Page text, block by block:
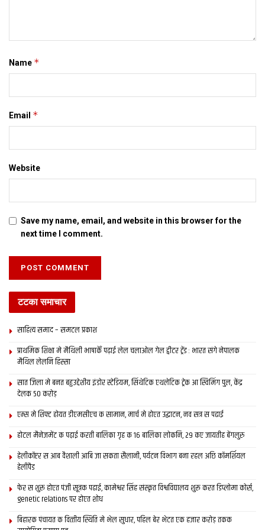
50th edition
48th edition
47th edition
45th edition
44th edition
41st edition
40th edition
39th edition
37th edition
35th edition
33ed edition
32nd edition
Name *
Email *
Website
Save my name, email, and website in this browser for the
next time I comment.
टटका समाचार
साहित्य समाद – समटल प्रकाश
प्राथमिक शि‍क्षा मे मैथि‍ली भाषाकेँ पढ़ाई लेल चलाओल गेल ट्वीटर ट्रेंड : भारत संगे नेपालक
मैथिल लेलनि हिस्सा
सात जिला मे बनत बहुउद्देशीय इंडोर स्‍टेडि‍यम, सिंथेटिक एथलेटिक ट्रेक आ स्विमिंग पुल, केंद्र
देलक 50 करोड़
एम्स मे शिफ्ट होयत डीएमसीएच क सामान, मार्च मे होएत उद्घाटन, नव सत्र स पढाई
होटल मैनेजमेंट क पढ़ाई करती बालिका गृह क 16 बालिका लोकनि, 29 कए जायतीह बेंगलुरु
हेलीकॉप्टर स आब वैशाली आबि जा सकता सैलानी, पर्यटन विभाग बना रहल अछि कॉमर्शियल
हेलीपैड
फेर स शुरू होएत पंजी सूत्रक पढाई, कामेश्वर सिंह संस्कृत विश्वविद्यालय शुरू करत डिप्लोमा कोर्स,
genetic relations पर होएत शोध
बिहारक पंचायत क वित्‍तीय स्थिति मे भेल सुधार, पहिल बेर भेटत एक हजार करोड़ तकक